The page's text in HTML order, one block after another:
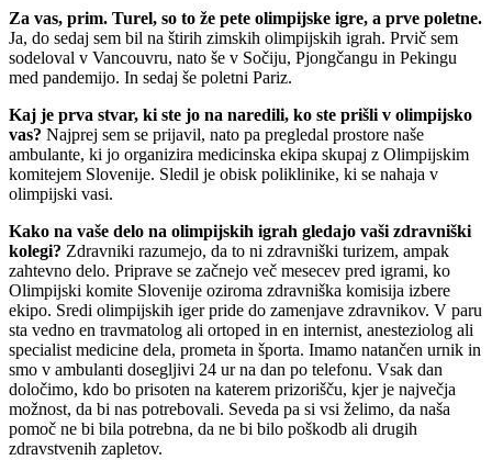
Za vas, prim. Turel, so to že pete olimpijske igre, a prve poletne.
Ja, do sedaj sem bil na štirih zimskih olimpijskih igrah. Prvič sem
sodeloval v Vancouvru, nato še v Sočiju, Pjongčangu in Pekingu
med pandemijo. In sedaj še poletni Pariz.
Kaj je prva stvar, ki ste jo na naredili, ko ste prišli v olimpijsko
vas? Najprej sem se prijavil, nato pa pregledal prostore naše
ambulante, ki jo organizira medicinska ekipa skupaj z Olimpijskim
komitejem Slovenije. Sledil je obisk poliklinike, ki se nahaja v
olimpijski vasi.
Kako na vaše delo na olimpijskih igrah gledajo vaši zdravniški
kolegi? Zdravniki razumejo, da to ni zdravniški turizem, ampak
zahtevno delo. Priprave se začnejo več mesecev pred igrami, ko
Olimpijski komite Slovenije oziroma zdravniška komisija izbere
ekipo. Sredi olimpijskih iger pride do zamenjave zdravnikov. V paru
sta vedno en travmatolog ali ortoped in en internist, anesteziolog ali
specialist medicine dela, prometa in športa. Imamo natančen urnik in
smo v ambulanti dosegljivi 24 ur na dan po telefonu. Vsak dan
določimo, kdo bo prisoten na katerem prizorišču, kjer je največja
možnost, da bi nas potrebovali. Seveda pa si vsi želimo, da naša
pomoč ne bi bila potrebna, da ne bi bilo poškodb ali drugih
zdravstvenih zapletov.